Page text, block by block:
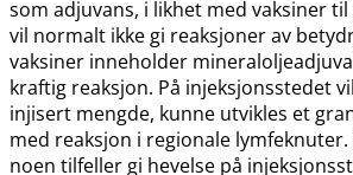
som adjuvans, i likhet med vaksiner
vil normalt ikke gi reaksjoner av
vaksiner inneholder
kraftig reaksjon. På injeksjonsstedet
injisert mengde, kunne utvikles et
med reaksjon i regionale lymfeknuter.
noen tilfeller gi hevelse på